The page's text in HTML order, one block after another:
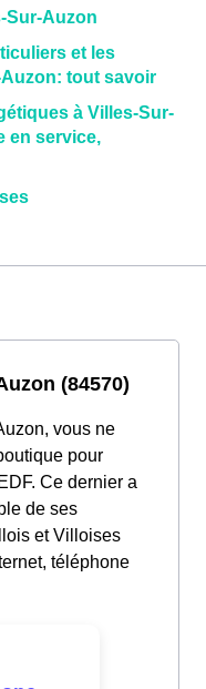
Sur-Auzon
et les
tout savoir
à Villes-Sur-
en service,
(84570)
vous ne
pour
Ce dernier a
de ses
et Villoises
téléphone